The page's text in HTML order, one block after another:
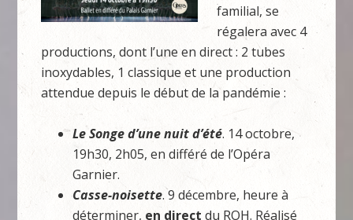
familial, se
régalera avec 4
productions, dont l’une en direct : 2 tubes
inoxydables, 1 classique et une production
attendue depuis le début de la pandémie :
Le Songe d’une nuit d’été. 14 octobre,
19h30, 2h05, en différé de l’Opéra
Garnier.
Casse-noisette. 9 décembre, heure à
déterminer, en direct du ROH. Réalisé